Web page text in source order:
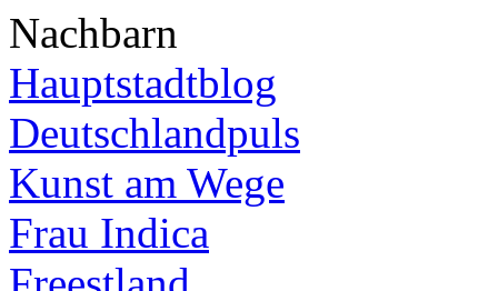
Nachbarn
Hauptstadtblog
Deutschlandpuls
Kunst am Wege
Frau Indica